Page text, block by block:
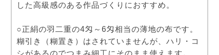
した高級感のある作品づくりにおすすめ。
○正絹の羽二重の4匁～6匁相当の薄地の布です。
糊引き（糊置き）はされていませんが、ハリ・コ
シがあるのでつまみ細工にそのまま使えます。